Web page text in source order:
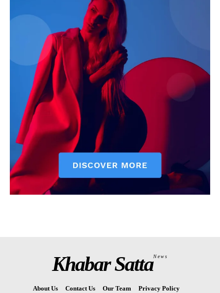
Khabar SattaNews
About Us Contact Us Our Team
Privacy Policy